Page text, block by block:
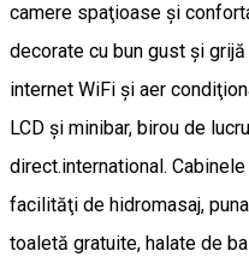
camere spaţioase şi
decorate cu bun gust şi
internet WiFi şi aer
LCD şi minibar, birou de
direct.international.
facilităţi de hidromasaj,
toaletă gratuite, halate de